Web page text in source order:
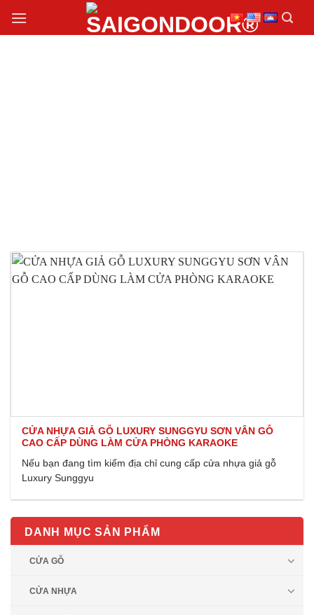
đến
CỬA NHỰA GIẢ GỖ LUXURY SUNGGYU SƠN VÂN GỖ
CAO CẤP DÙNG LÀM CỬA PHÒNG KARAOKE
Nếu bạn đang tìm kiếm địa chỉ cung cấp cửa nhựa giả gỗ
Luxury Sunggyu
DANH MỤC SẢN PHẨM
CỬA GỖ
CỬA NHỰA